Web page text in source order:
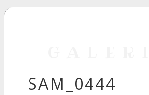
SAM_0444